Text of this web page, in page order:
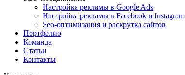
Настройка рекламы в Google Ads
Настройка рекламы в Facebook и Instagram
Seo-оптимизация и раскрутка сайтов
Портфолио
Команда
Статьи
Контакты